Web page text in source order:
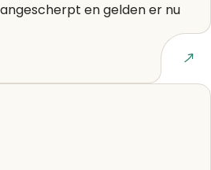
en gelden er nu
Lees artikel